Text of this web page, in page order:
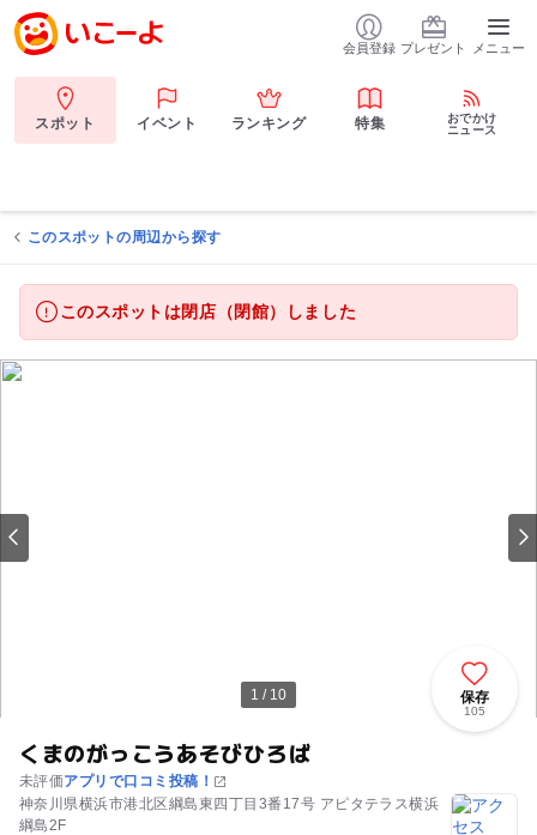
会員登録 プレゼント メニュー
スポット イベント ランキング 特集
おでかけ
ニュース
このスポットの周辺から探す
このスポットは閉店（閉館）しました
1 / 10
くまのがっこうあそびひろば
未評価アプリで口コミ投稿！
神奈川県横浜市港北区綱島東四丁目3番17号 アピタテラス横浜
綱島2F
保存
105